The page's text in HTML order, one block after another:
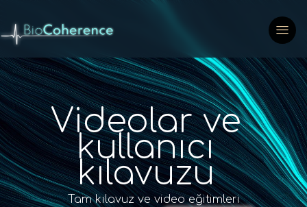
Videolar ve
kullanıcı
kılavuzu
Tam kılavuz ve video eğitimleri